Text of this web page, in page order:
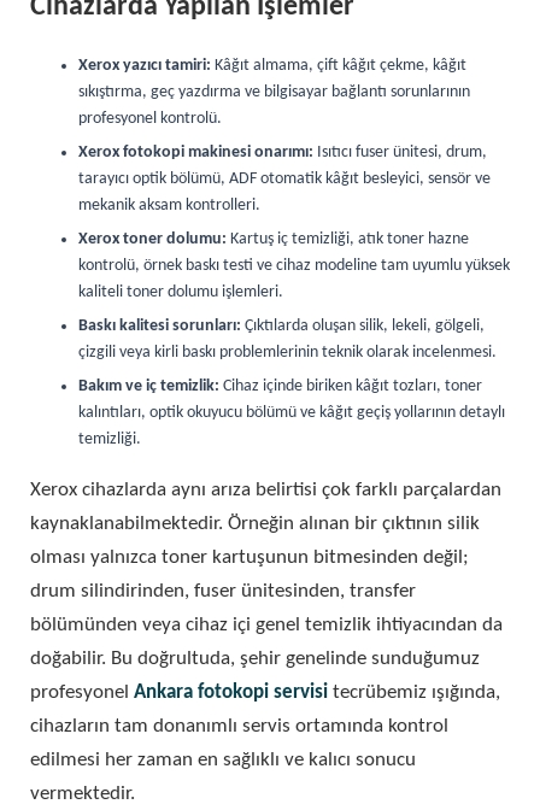
Cihazlarda Yapılan İşlemler
Xerox yazıcı tamiri: Kâğıt almama, çift kâğıt çekme, kâğıt
sıkıştırma, geç yazdırma ve bilgisayar bağlantı sorunlarının
profesyonel kontrolü.
Xerox fotokopi makinesi onarımı: Isıtıcı fuser ünitesi, drum,
tarayıcı optik bölümü, ADF otomatik kâğıt besleyici, sensör ve
mekanik aksam kontrolleri.
Xerox toner dolumu: Kartuş iç temizliği, atık toner hazne
kontrolü, örnek baskı testi ve cihaz modeline tam uyumlu yüksek
kaliteli toner dolumu işlemleri.
Baskı kalitesi sorunları: Çıktılarda oluşan silik, lekeli, gölgeli,
çizgili veya kirli baskı problemlerinin teknik olarak incelenmesi.
Bakım ve iç temizlik: Cihaz içinde biriken kâğıt tozları, toner
kalıntıları, optik okuyucu bölümü ve kâğıt geçiş yollarının detaylı
temizliği.
Xerox cihazlarda aynı arıza belirtisi çok farklı parçalardan
kaynaklanabilmektedir. Örneğin alınan bir çıktının silik
olması yalnızca toner kartuşunun bitmesinden değil;
drum silindirinden, fuser ünitesinden, transfer
bölümünden veya cihaz içi genel temizlik ihtiyacından da
doğabilir. Bu doğrultuda, şehir genelinde sunduğumuz
profesyonel Ankara fotokopi servisi tecrübemiz ışığında,
cihazların tam donanımlı servis ortamında kontrol
edilmesi her zaman en sağlıklı ve kalıcı sonucu
vermektedir.